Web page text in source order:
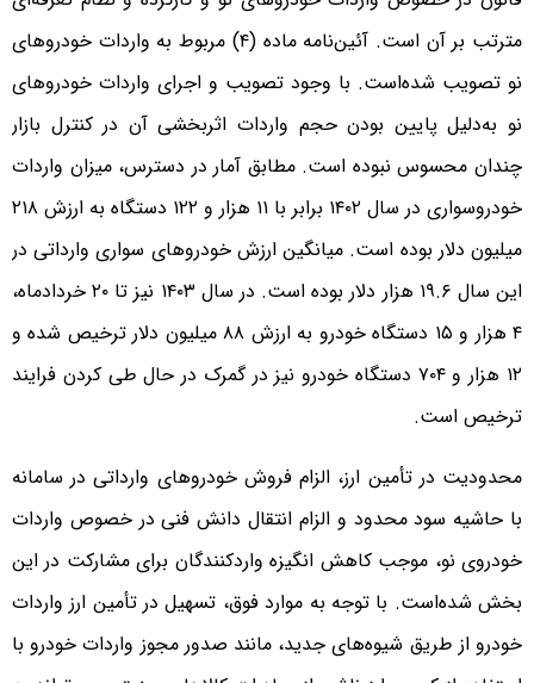
مترتب بر آن است. آئین‌نامه ماده (۴) مربوط به واردات خودروهای
نو تصویب شده‌است. با وجود تصویب و اجرای واردات خودروهای
نو به‌دلیل پایین بودن حجم واردات اثربخشی آن در کنترل بازار
چندان محسوس نبوده است. مطابق آمار در دسترس، میزان واردات
خودروسواری در سال ۱۴۰۲ برابر با ۱۱ هزار و ۱۲۲ دستگاه به ارزش ۲۱۸
میلیون دلار بوده است. میانگین ارزش خودروهای سواری وارداتی در
این سال ۱۹.۶ هزار دلار بوده است. در سال ۱۴۰۳ نیز تا ۲۰ خردادماه،
۴ هزار و ۱۵ دستگاه خودرو به ارزش ۸۸ میلیون دلار ترخیص شده و
۱۲ هزار و ۷۰۴ دستگاه خودرو نیز در گمرک در حال طی کردن فرایند
ترخیص است.
محدودیت در تأمین ارز، الزام فروش خودروهای وارداتی در سامانه
با حاشیه سود محدود و الزام انتقال دانش فنی در خصوص واردات
خودروی نو، موجب کاهش انگیزه واردکنندگان برای مشارکت در این
بخش شده‌است. با توجه به موارد فوق، تسهیل در تأمین ارز واردات
خودرو از طریق شیوه‌های جدید، مانند صدور مجوز واردات خودرو با